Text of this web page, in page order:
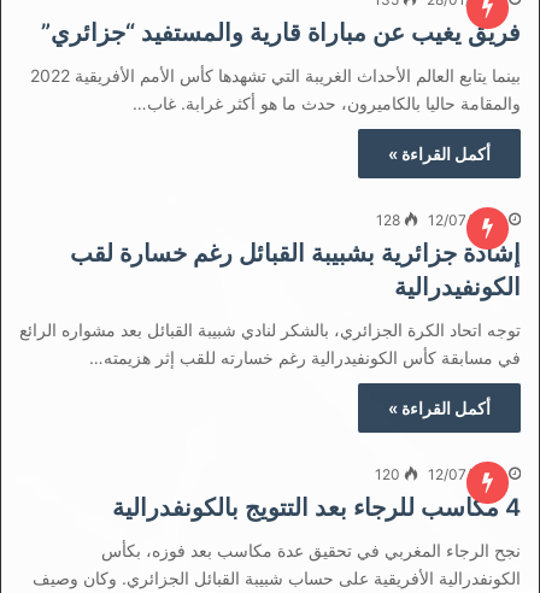
فريق يغيب عن مباراة قارية والمستفيد “جزائري”
بينما يتابع العالم الأحداث الغريبة التي تشهدها كأس الأمم الأفريقية 2022
والمقامة حاليا بالكاميرون، حدث ما هو أكثر غرابة. غاب…
أكمل القراءة »
12/07/2021
128
إشادة جزائرية بشبيبة القبائل رغم خسارة لقب
الكونفيدرالية
توجه اتحاد الكرة الجزائري، بالشكر لنادي شبيبة القبائل بعد مشواره الرائع
في مسابقة كأس الكونفيدرالية رغم خسارته للقب إثر هزيمته…
أكمل القراءة »
12/07/2021
120
4 مكاسب للرجاء بعد التتويج بالكونفدرالية
نجح الرجاء المغربي في تحقيق عدة مكاسب بعد فوزه، بكأس
الكونفدرالية الأفريقية على حساب شبيبة القبائل الجزائري. وكان وصيف